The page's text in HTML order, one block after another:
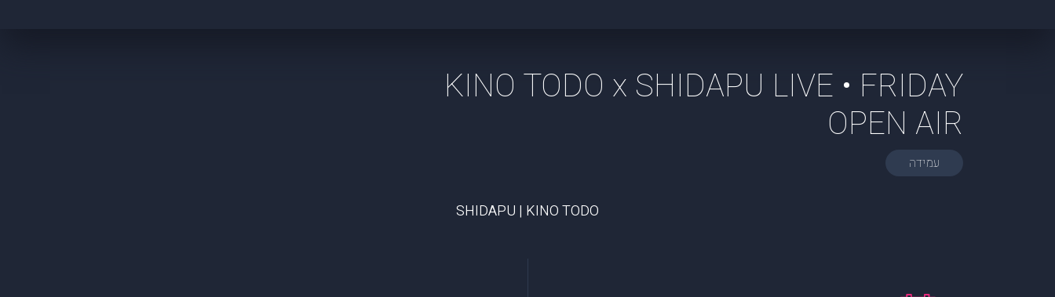
KINO TODO x SHIDAPU LIVE • FRIDAY
OPEN AIR
עמידה
SHIDAPU | KINO TODO